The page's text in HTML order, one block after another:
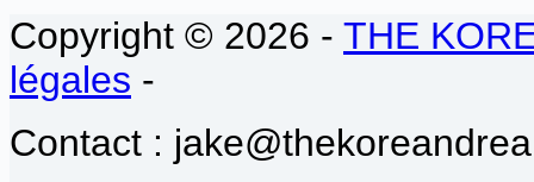
Copyright © 2026 - THE
légales -
Contact :